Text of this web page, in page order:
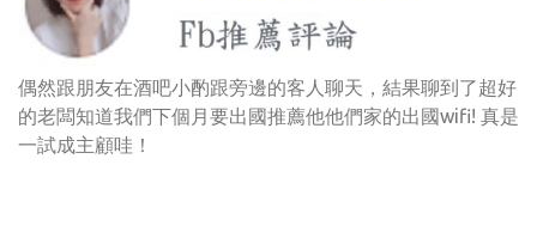
偶然跟朋友在酒吧小酌跟旁邊的客人聊天，結果聊到了超好
的老闆知道我們下個月要出國推薦他他們家的出國wifi! 真是
一試成主顧哇！